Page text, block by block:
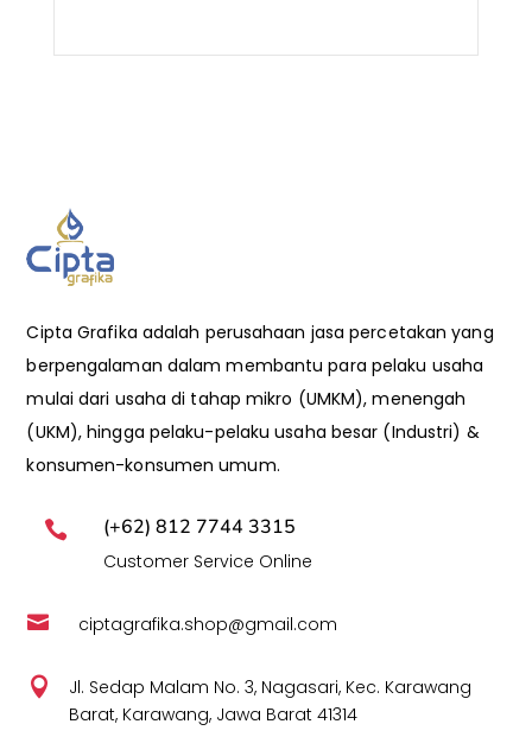
Cipta Grafika adalah perusahaan jasa percetakan yang
berpengalaman dalam membantu para pelaku usaha
mulai dari usaha di tahap mikro (UMKM), menengah
(UKM), hingga pelaku-pelaku usaha besar (Industri) &
konsumen-konsumen umum.
 (+62) 812 7744 3315
Customer Service Online
 ciptagrafika.shop@gmail.com

Jl. Sedap Malam No. 3, Nagasari, Kec. Karawang
Barat, Karawang, Jawa Barat 41314